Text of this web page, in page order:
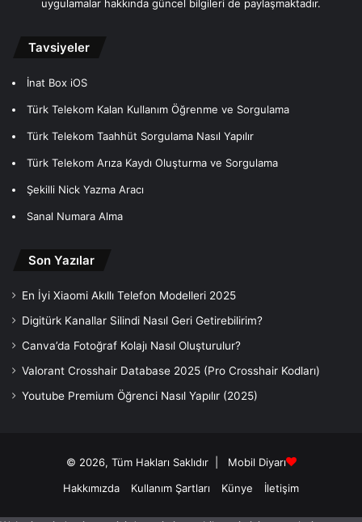
uygulamalar hakkında güncel bilgileri de paylaşmaktadır.
Tavsiyeler
İnat Box iOS
Türk Telekom Kalan Kullanım Öğrenme ve Sorgulama
Türk Telekom Taahhüt Sorgulama Nasıl Yapılır
Türk Telekom Arıza Kaydı Oluşturma ve Sorgulama
Şekilli Nick Yazma Aracı
Sanal Numara Alma
Son Yazılar
En İyi Xiaomi Akıllı Telefon Modelleri 2025
Digitürk Kanallar Silindi Nasıl Geri Getirebilirim?
Canva’da Fotoğraf Kolajı Nasıl Oluşturulur?
Valorant Crosshair Database 2025 (Pro Crosshair Kodları)
Youtube Premium Öğrenci Nasıl Yapılır (2025)
© 2026, Tüm Hakları Saklıdır | Mobil Diyarı
Hakkımızda
Kullanım Şartları Künye İletişim